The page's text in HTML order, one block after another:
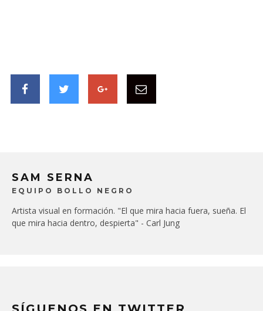
SAM SERNA
EQUIPO BOLLO NEGRO
Artista visual en formación. "El que mira hacia fuera, sueña. El
que mira hacia dentro, despierta" - Carl Jung